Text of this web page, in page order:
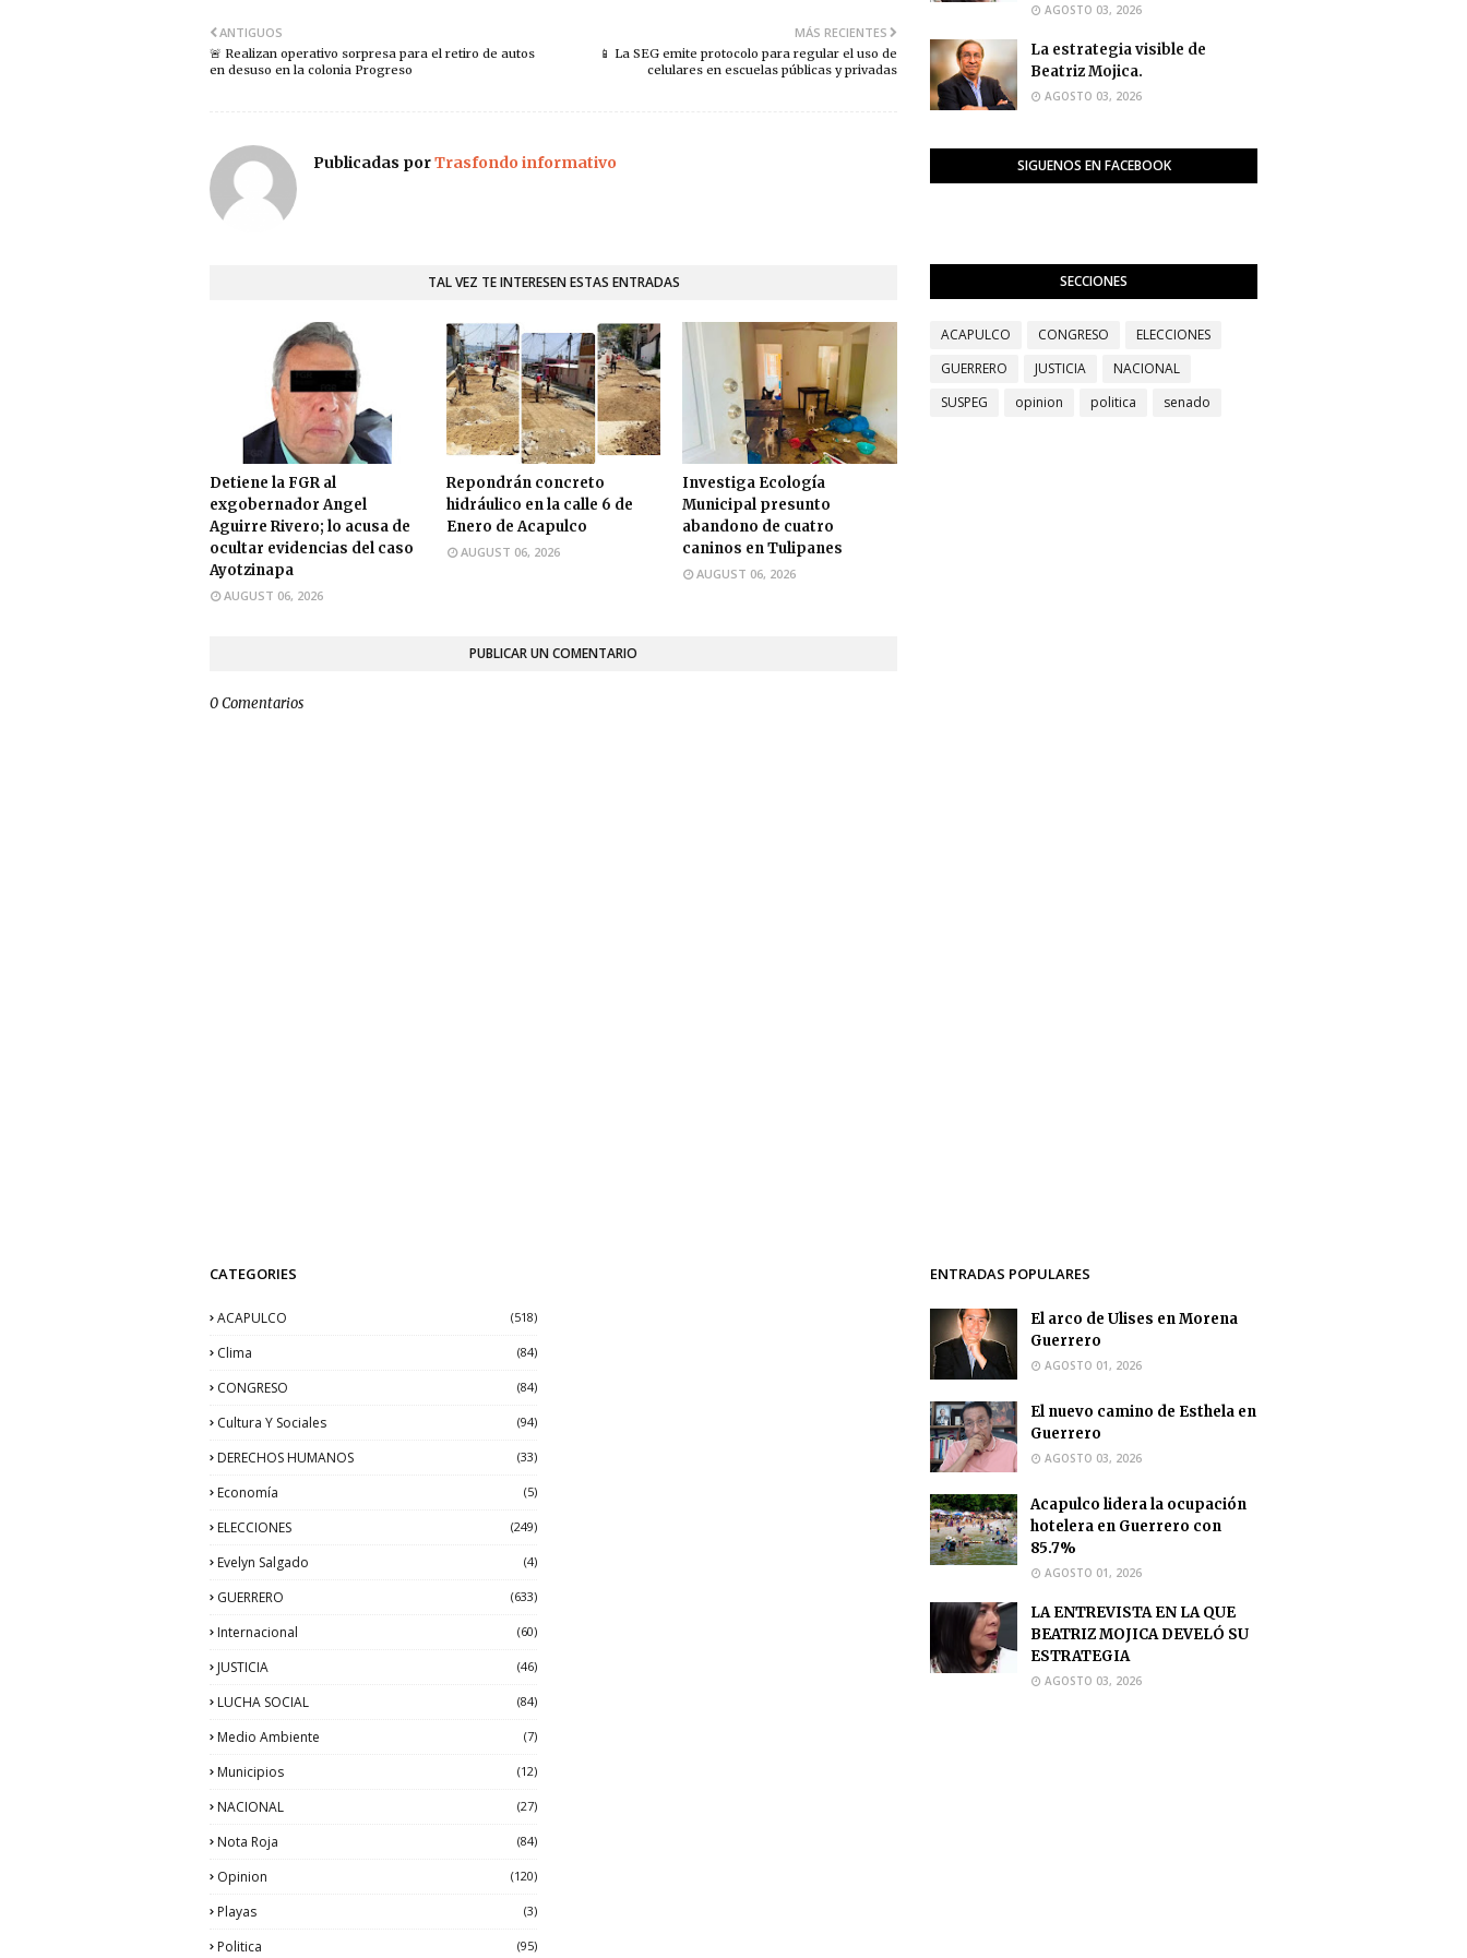
MÁS RECIENTES
📱 La SEG emite protocolo para regular el uso de
celulares en escuelas públicas y privadas
ANTIGUOS
🚨 Realizan operativo sorpresa para el retiro de autos
en desuso en la colonia Progreso
Publicadas porTrasfondo informativo
TAL VEZ TE INTERESEN ESTAS ENTRADAS
Detiene la FGR al
exgobernador Angel
Aguirre Rivero; lo acusa de
ocultar evidencias del caso
Ayotzinapa
AUGUST 06, 2026
Repondrán concreto
hidráulico en la calle 6 de
Enero de Acapulco
AUGUST 06, 2026
Investiga Ecología
Municipal presunto
abandono de cuatro
caninos en Tulipanes
AUGUST 06, 2026
PUBLICAR UN COMENTARIO
0 Comentarios
AGOSTO 03, 2026
La estrategia visible de
Beatriz Mojica.
AGOSTO 03, 2026
SIGUENOS EN FACEBOOK
SECCIONES
ACAPULCO CONGRESO
ELECCIONES
GUERRERO
JUSTICIA
NACIONAL
SUSPEG
opinion politica senado
CATEGORIES
ACAPULCO (518)
Clima (84)
CONGRESO (84)
Cultura Y Sociales (94)
DERECHOS HUMANOS (33)
Economía (5)
ELECCIONES (249)
Evelyn Salgado (4)
GUERRERO (633)
Internacional (60)
JUSTICIA (46)
LUCHA SOCIAL (84)
Medio Ambiente (7)
Municipios (12)
NACIONAL (27)
Nota Roja (84)
Opinion (120)
Playas (3)
Politica (95)
ENTRADAS POPULARES
El arco de Ulises en Morena
Guerrero
AGOSTO 01, 2026
El nuevo camino de Esthela en
Guerrero
AGOSTO 03, 2026
Acapulco lidera la ocupación
hotelera en Guerrero con
85.7%
AGOSTO 01, 2026
LA ENTREVISTA EN LA QUE
BEATRIZ MOJICA DEVELÓ SU
ESTRATEGIA
AGOSTO 03, 2026